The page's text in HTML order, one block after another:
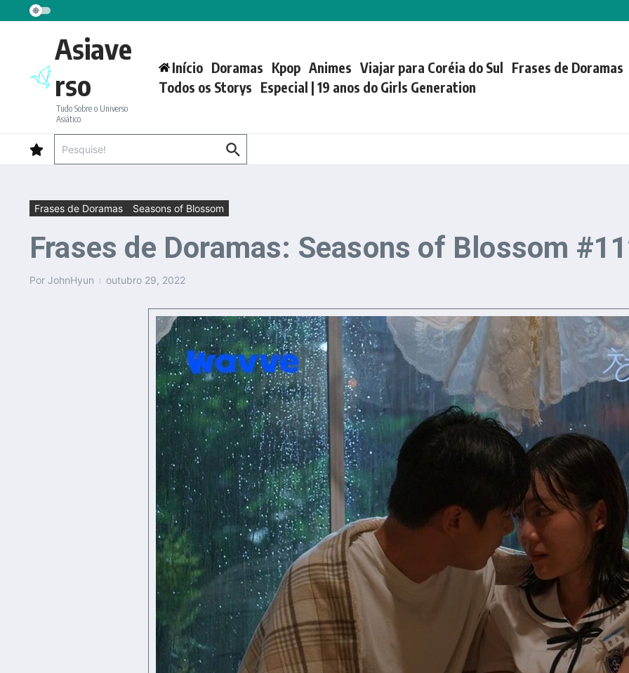
Ir para o conteúdo
Asiave
rso
Tudo Sobre o Universo
Asiático
Início Doramas Kpop Animes Viajar para Coréia do Sul Frases de Doramas
Todos os Storys Especial | 19 anos do Girls Generation
Frases de Doramas Seasons of Blossom
Frases de Doramas: Seasons of Blossom
Por JohnHyun outubro 29, 2022